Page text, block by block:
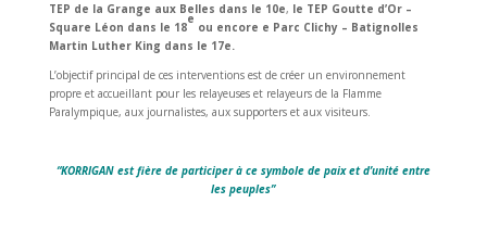
TEP de la Grange aux Belles dans le 10e, le TEP Goutte d’Or –
Square Léon dans le 18
e
ou encore e Parc Clichy – Batignolles
Martin Luther King dans le 17e.
L’objectif principal de ces interventions est de créer un environnement
propre et accueillant pour les relayeuses et relayeurs de la Flamme
Paralympique, aux journalistes, aux supporters et aux visiteurs.
“KORRIGAN est fière de participer à ce symbole de paix et d’unité entre
les peuples”